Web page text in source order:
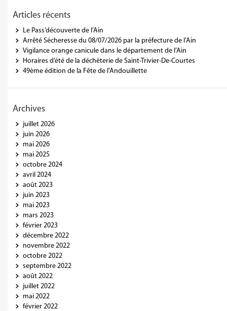
Articles récents
Le Pass’découverte de l’Ain
Arrêté Sécheresse du 08/07/2026 par la préfecture de l’Ain
Vigilance orange canicule dans le département de l’Ain
Horaires d’été de la déchèterie de Saint-Trivier-De-Courtes
49ème édition de la Fête de l’Andouillette
Archives
juillet 2026
juin 2026
mai 2026
mai 2025
octobre 2024
avril 2024
août 2023
juin 2023
mai 2023
mars 2023
février 2023
décembre 2022
novembre 2022
octobre 2022
septembre 2022
août 2022
juillet 2022
mai 2022
février 2022